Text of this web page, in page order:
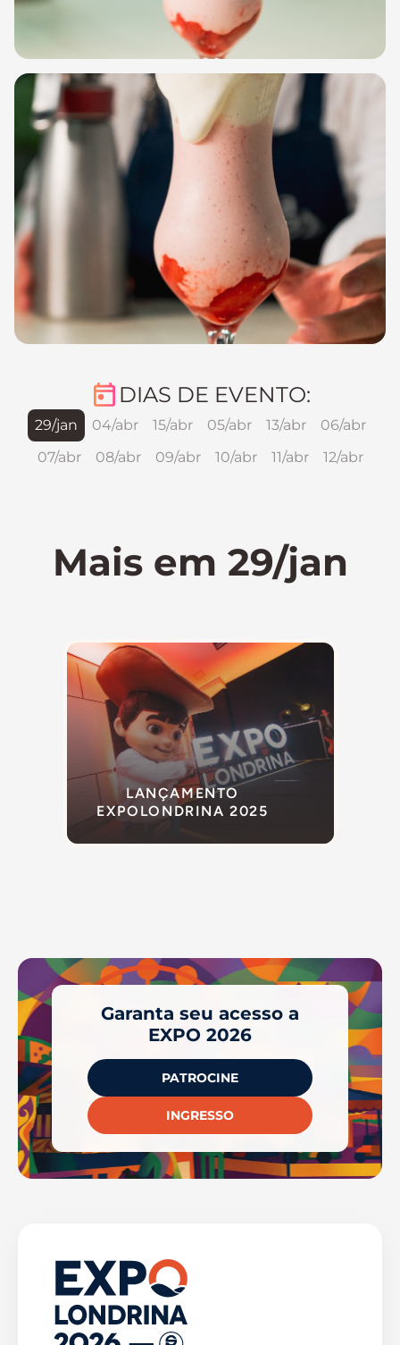
DIAS DE EVENTO:
29/jan 04/abr 15/abr 05/abr 13/abr
06/abr
07/abr
08/abr 09/abr 10/abr 11/abr 12/abr
Mais em 29/jan
LANÇAMENTO
EXPOLONDRINA 2025
Garanta seu acesso a
EXPO 2026
PATROCINE
INGRESSO